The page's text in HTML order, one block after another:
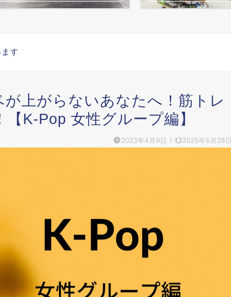
す
が上がらないあなたへ！筋トレ
K-Pop 女性グループ編】
2023年4月9日 / 2025年6月28日